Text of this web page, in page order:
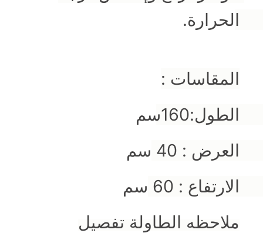
الحرارة. ‫
المقاسات :
الطول:160سم
العرض : 40 سم
الارتفاع : 60 سم
ملاحظه الطاولة تفصيل